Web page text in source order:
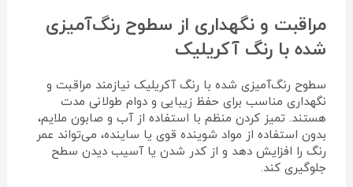
مراقبت و نگهداری از سطوح رنگ‌آمیزی
شده با رنگ آکریلیک
سطوح رنگ‌آمیزی شده با رنگ آکریلیک نیازمند مراقبت و
نگهداری مناسب برای حفظ زیبایی و دوام طولانی مدت
هستند. تمیز کردن منظم با استفاده از آب و صابون ملایم،
بدون استفاده از مواد شوینده قوی یا ساینده، می‌تواند عمر
رنگ را افزایش دهد و از کدر شدن یا آسیب دیدن سطح
جلوگیری کند.